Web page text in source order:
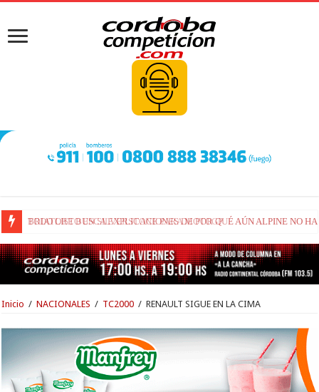
BRIATORE BUSCA EXPLICACIONES DE POR QUÉ AÚN ALPINE NO
Inicio / NACIONALES / TC2000 / RENAULT SIGUE EN LA CIMA